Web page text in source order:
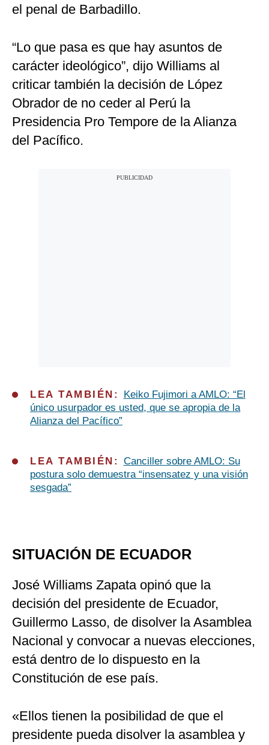
el penal de Barbadillo.
“Lo que pasa es que hay asuntos de
carácter ideológico”, dijo Williams al
criticar también la decisión de López
Obrador de no ceder al Perú la
Presidencia Pro Tempore de la Alianza
del Pacífico.
LEA TAMBIÉN:
Keiko Fujimori a AMLO: “El
único usurpador es usted, que se apropia de la
Alianza del Pacífico”
LEA TAMBIÉN: Canciller sobre AMLO: Su
postura solo demuestra “insensatez y una visión
sesgada”
SITUACIÓN DE ECUADOR
José Williams Zapata opinó que la
decisión del presidente de Ecuador,
Guillermo Lasso, de disolver la Asamblea
Nacional y convocar a nuevas elecciones,
está dentro de lo dispuesto en la
Constitución de ese país.
«Ellos tienen la posibilidad de que el
presidente pueda disolver la asamblea y